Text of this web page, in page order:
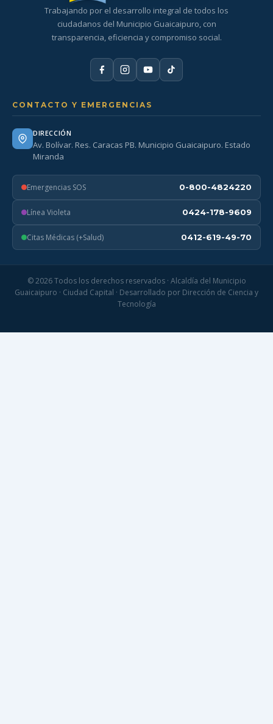
Trabajando por el desarrollo integral de todos los
ciudadanos del Municipio Guaicaipuro, con
transparencia, eficiencia y compromiso social.
CONTACTO Y EMERGENCIAS
DIRECCIÓN
Av. Bolívar. Res. Caracas PB. Municipio Guaicaipuro. Estado
Miranda
Emergencias SOS 0-800-4824220
Línea Violeta 0424-178-9609
Citas Médicas (+Salud) 0412-619-49-70
© 2026 Todos los derechos reservados · Alcaldía del Municipio
Guaicaipuro · Ciudad Capital · Desarrollado por Dirección de Ciencia y
Tecnología